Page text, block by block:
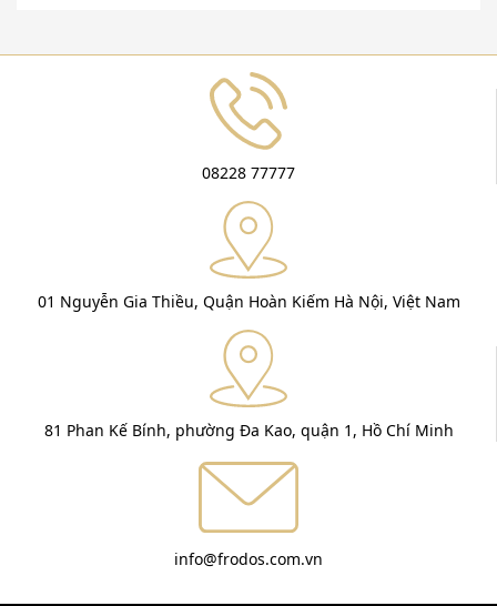
08228 77777
01 Nguyễn Gia Thiều, Quận Hoàn Kiếm Hà Nội, Việt Nam
81 Phan Kế Bính, phường Đa Kao, quận 1, Hồ Chí Minh
info@frodos.com.vn